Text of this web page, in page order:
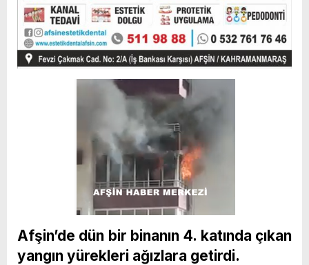
Afşin’de dün bir binanın 4. katında çıkan
yangın yürekleri ağızlara getirdi.